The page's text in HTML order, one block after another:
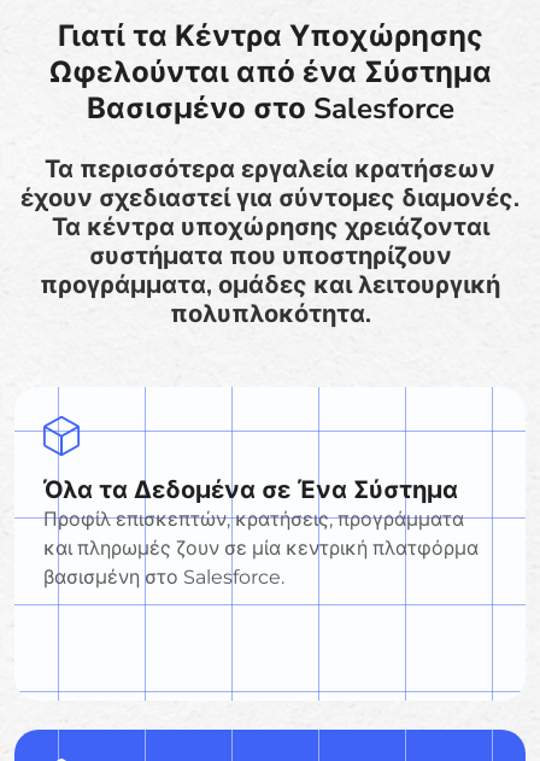
Γιατί τα Κέντρα Υποχώρησης
Ωφελούνται από ένα Σύστημα
Βασισμένο στο Salesforce
Τα περισσότερα εργαλεία κρατήσεων
έχουν σχεδιαστεί για σύντομες διαμονές.
Τα κέντρα υποχώρησης χρειάζονται
συστήματα που υποστηρίζουν
προγράμματα, ομάδες και λειτουργική
πολυπλοκότητα.
Όλα τα Δεδομένα σε Ένα Σύστημα
Προφίλ επισκεπτών, κρατήσεις, προγράμματα
και πληρωμές ζουν σε μία κεντρική πλατφόρμα
βασισμένη στο Salesforce.